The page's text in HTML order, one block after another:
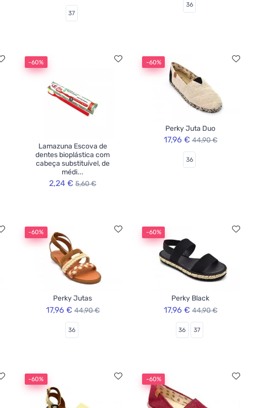
37
36
-60%
Lamazuna Escova de
dentes bioplástica com
cabeça substituível, de
médi...
2,24 € 5,60 €
-60%
Perky Juta Duo
17,96 € 44,90 €
36
-60%
Perky Jutas
17,96 € 44,90 €
36
-60%
Perky Black
17,96 € 44,90 €
36 37
-60% -60%